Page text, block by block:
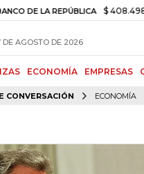
LA REPÚBLICA $ 408.498,97 +$
DE AGOSTO DE 2026
ECONOMÍA EMPRESAS
CONVERSACIÓN ECONOMÍA